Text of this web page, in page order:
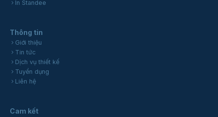
In Standee
Thông tin
Giới thiệu
Tin tức
Dịch vụ thiết kế
Tuyển dụng
Liên hệ
Cam kết